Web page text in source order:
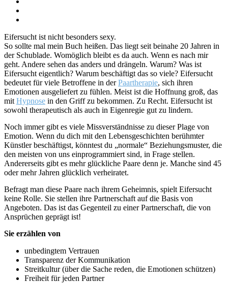
Eifersucht ist nicht besonders sexy.
So sollte mal mein Buch heißen. Das liegt seit beinahe 20 Jahren in
der Schublade. Womöglich bleibt es da auch. Wenn es nach mir
geht. Andere sehen das anders und drängeln. Warum? Was ist
Eifersucht eigentlich? Warum beschäftigt das so viele? Eifersucht
bedeutet für viele Betroffene in derPaartherapie, sich ihren
Emotionen ausgeliefert zu fühlen. Meist ist die Hoffnung groß, das
mit Hypnose in den Griff zu bekommen. Zu Recht. Eifersucht ist
sowohl therapeutisch als auch in Eigenregie gut zu lindern.
Noch immer gibt es viele Missverständnisse zu dieser Plage von
Emotion. Wenn du dich mit den Lebensgeschichten berühmter
Künstler beschäftigst, könntest du „normale“ Beziehungsmuster, die
den meisten von uns einprogrammiert sind, in Frage stellen.
Andererseits gibt es mehr glückliche Paare denn je. Manche sind 45
oder mehr Jahren glücklich verheiratet.
Befragt man diese Paare nach ihrem Geheimnis, spielt Eifersucht
keine Rolle. Sie stellen ihre Partnerschaft auf die Basis von
Angeboten. Das ist das Gegenteil zu einer Partnerschaft, die von
Ansprüchen geprägt ist!
Sie erzählen von
unbedingtem Vertrauen
Transparenz der Kommunikation
Streitkultur (über die Sache reden, die Emotionen schützen)
Freiheit für jeden Partner